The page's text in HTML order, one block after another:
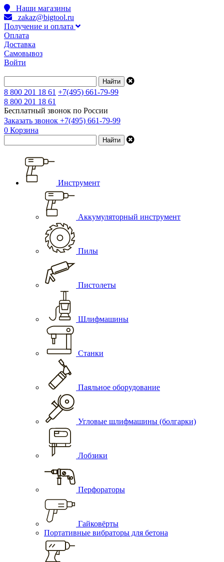
Наши магазины
zakaz@bigtool.ru
Получение и оплата
Оплата
Доставка
Самовывоз
Войти
8 800 201 18 61 +7(495) 661-79-99
8 800 201 18 61
Бесплатный звонок по России
Заказать звонок +7(495) 661-79-99
0 Корзина
Инструмент
Аккумуляторный инструмент
Пилы
Пистолеты
Шлифмашины
Станки
Паяльное оборудование
Угловые шлифмашины (болгарки)
Лобзики
Перфораторы
Гайковёрты
Портативные вибраторы для бетона